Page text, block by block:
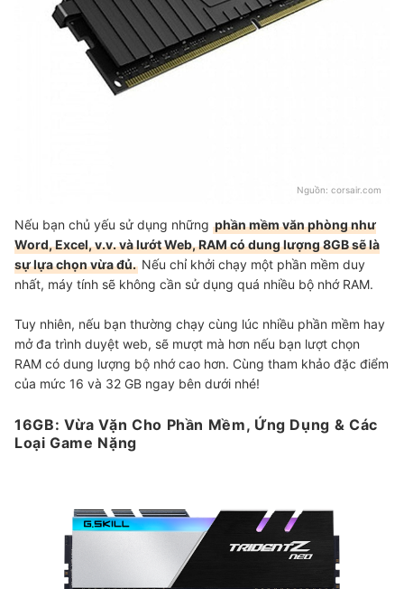
Nguồn: corsair.com
Nếu bạn chủ yếu sử dụng những phần mềm văn phòng như
Word, Excel, v.v. và lướt Web, RAM có dung lượng 8GB sẽ là
sự lựa chọn vừa đủ. Nếu chỉ khởi chạy một phần mềm duy
nhất, máy tính sẽ không cần sử dụng quá nhiều bộ nhớ RAM.
Tuy nhiên, nếu bạn thường chạy cùng lúc nhiều phần mềm hay
mở đa trình duyệt web, sẽ mượt mà hơn nếu bạn lượt chọn
RAM có dung lượng bộ nhớ cao hơn. Cùng tham khảo đặc điểm
của mức 16 và 32 GB ngay bên dưới nhé!
16GB: Vừa Vặn Cho Phần Mềm, Ứng Dụng & Các
Loại Game Nặng